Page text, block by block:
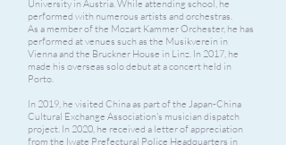
University in Austria. While attending school, he
performed with numerous artists and orchestras.
As a member of the Mozart Kammer Orchester, he has
performed at venues such as the Musikverein in
Vienna and the Bruckner House in Linz. In 2017, he
made his overseas solo debut at a concert held in
Porto.
In 2019, he visited China as part of the Japan-China
Cultural Exchange Association's musician dispatch
project. In 2020, he received a letter of appreciation
from the Iwate Prefectural Police Headquarters in